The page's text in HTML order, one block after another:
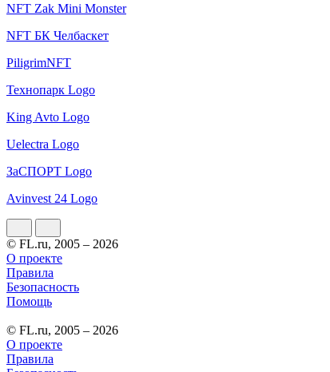
NFT Zak Mini Monster
NFT БК Челбаскет
PiligrimNFT
Технопарк Logo
King Avto Logo
Uelectra Logo
ЗаСПОРТ Logo
Avinvest 24 Logo
© FL.ru, 2005 – 2026
О проекте
Правила
Безопасность
Помощь
© FL.ru, 2005 – 2026
О проекте
Правила